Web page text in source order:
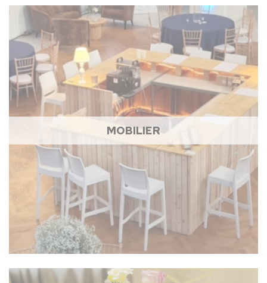
MOBILIER